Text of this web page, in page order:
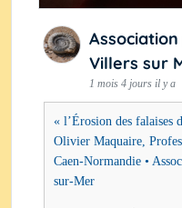
Villers sur
1 mois 4 jours il y a
« l’Érosion des falaises
Olivier Maquaire,
Caen-Normandie •
sur-Mer